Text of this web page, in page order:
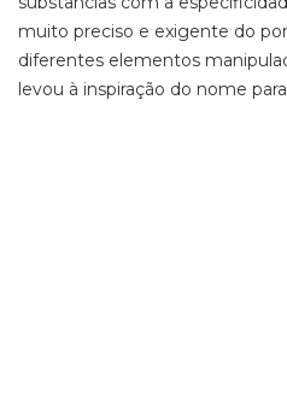
muito preciso e exigente do
diferentes elementos
levou à inspiração do nome